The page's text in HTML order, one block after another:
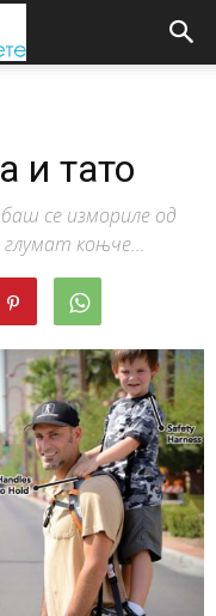
и тато
баш се измориле од
коњче...